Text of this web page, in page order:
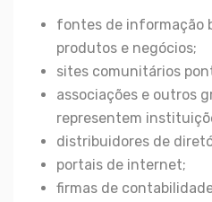
fontes de informação
produtos e negócios;
sites comunitários
associações e outros
representem
distribuidores de
portais de internet;
firmas de